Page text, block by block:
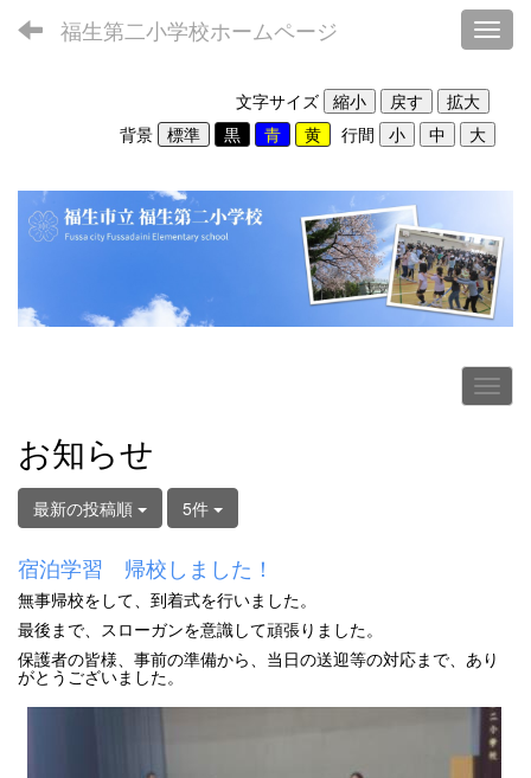
福生第二小学校ホームページ
文字サイズ
背景
行間
お知らせ
最新の投稿順 5件
宿泊学習 帰校しました！
無事帰校をして、到着式を行いました。
最後まで、スローガンを意識して頑張りました。
保護者の皆様、事前の準備から、当日の送迎等の対応まで、あり
がとうございました。